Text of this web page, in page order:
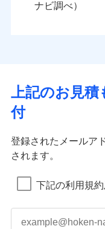
ナビ調べ）
上記のお見積
付
登録されたメールア
されます。
下記の利用規